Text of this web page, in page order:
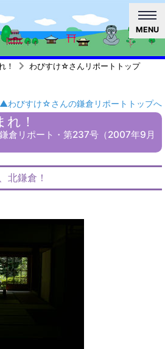
MENU
！
わびすけ☆さんリポートトップ
▲わびすけ☆さんの鎌倉リポートトップへ
！
倉リポート・第237号（2007年9月
北鎌倉！